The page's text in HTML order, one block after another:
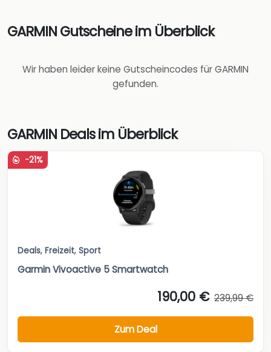
GARMIN Gutscheine im Überblick
Wir haben leider keine Gutscheincodes für GARMIN
gefunden.
GARMIN Deals im Überblick
-21%
Deals, Freizeit, Sport
Garmin Vivoactive 5 Smartwatch
190,00 € 239,99 €
Zum Deal